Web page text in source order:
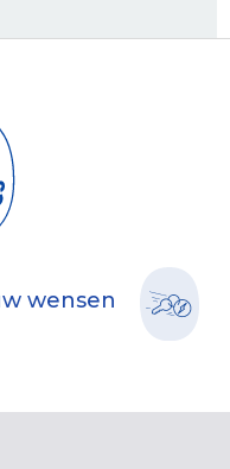
wensen